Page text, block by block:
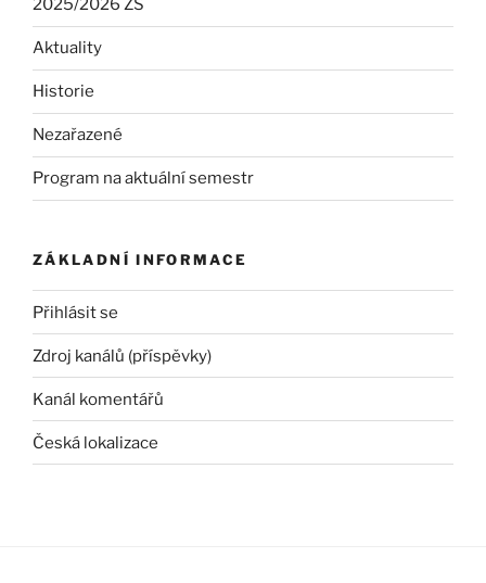
2025/2026 ZS
Aktuality
Historie
Nezařazené
Program na aktuální semestr
ZÁKLADNÍ INFORMACE
Přihlásit se
Zdroj kanálů (příspěvky)
Kanál komentářů
Česká lokalizace